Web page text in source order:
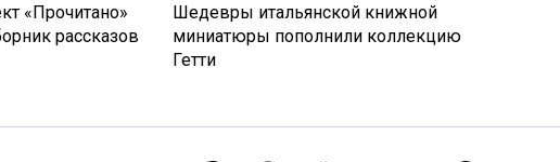
«Прочитано»
рассказов
Шедевры итальянской книжной
миниатюры пополнили коллекцию
Гетти